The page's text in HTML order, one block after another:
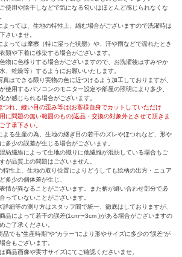
使用や陰干しなどで気になる匂いはほとんど感じられなくな
よっては、生地の特性上、縮む場合がございますので洗濯時は
さいませ。
よっては摩擦（特に湿った状態）や、汗や雨などで濡れたとき
類や下着に移染する場合がございます。
物に色移りする場合がございますので、お洗濯後はすみやか
、乾燥等）するようにお願いいたします。
真はできる限り実物の色に近づけるよう加工しておりますが、
使用するパソコンのモニター設定や部屋の照明により多少、
が感じられる場合がございます。
つれ、縫い目の歪み等は(お客様自身でカットしていただけ
に問題の無い範囲のもの)返品・交換の対象外とさせて頂きま
了承下さい。
よる生産の為、生地の継ぎ目の若干のズレやほつれなど、形や
多少の誤差が生じる場合がございます。
紡繊維によって生地の織りに他繊維が混紡している場合もご
が品質上の問題はございません。
特性上、生地の取り位置によりどうしても絵柄の出方・ニュア
多少の個体差が生じ、
情が異なることがございます。また柄が縫い合わせ部分で必
っていないことがございます。
詳細等の測り方はスタッフ間で統一、徹底はしておりますが、
品によって若干の誤差(1cm〜3cm )がある場合がございますの
ご了承ください。
品でも“生産時期”や“カラー“により形やサイズに多少の“誤差“が
合もございます。
商品画像や実寸サイズにてご確認くださいませ。